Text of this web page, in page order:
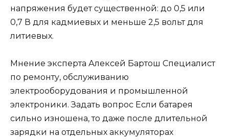
напряжения будет существенной: до 0,5 или
0,7 В для кадмиевых и меньше 2,5 вольт для
литиевых.
Мнение эксперта Алексей Бартош Специалист
по ремонту, обслуживанию
электрооборудования и промышленной
электроники. Задать вопрос Если батарея
сильно изношена, то даже после длительной
зарядки на отдельных аккумуляторах